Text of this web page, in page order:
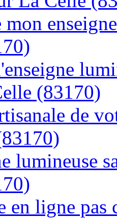
mon
(83170)
de
lumineuse
en ligne